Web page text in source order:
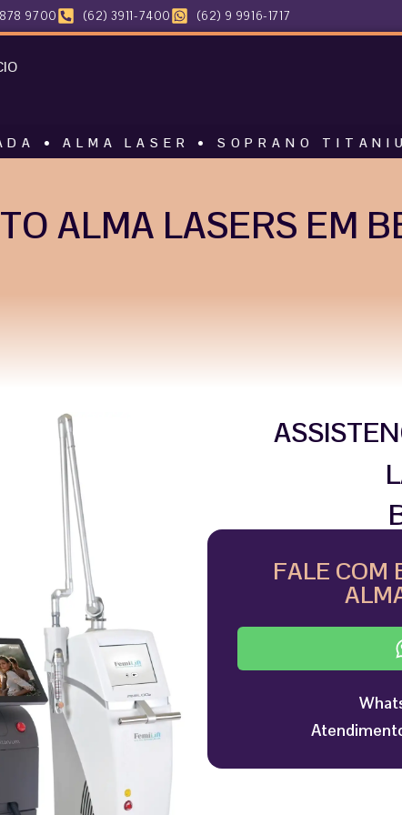
9700 (62) 3911-7400 (62) 9 9916-1717
LASER • SOPRANO TITANIUM •
ALMA LASERS EM
FALE COM